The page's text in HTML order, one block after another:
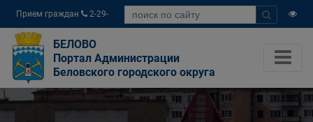
Прием граждан
2-29-
04
БЕЛОВО
Портал Администрации
Беловского городского округа